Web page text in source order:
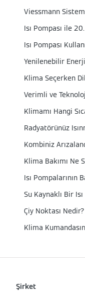
Isı Pompası ile
Isı Pompası
Yenilenebilir
Klima Seçerken
Verimli ve
Klimamı Hangi
Radyatörünüz
Kombiniz
Klima Bakımı Ne
Isı Pompalarının
Su Kaynaklı Bir Isı
Çiy Noktası Nedir?
Klima
Şirket